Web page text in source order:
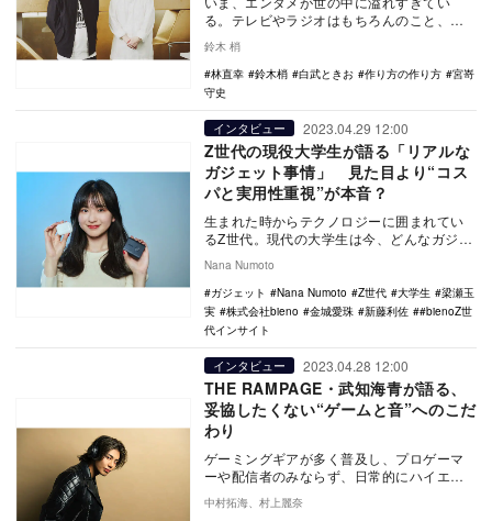
る。テレビやラジオはもちろんのこと、
信アプ…
鈴木 梢
林直幸
鈴木梢 白武ときお 作り方の作り方
宮嵜
守史
インタビュー 2023.04.29 12:00
Z世代の現役大学生が語る「リアルな
ガジェット事情」 見た目より“コス
パと実用性重視”が本音？
生まれた時からテクノロジーに囲まれてい
るZ世代。現代の大学生は今、どんなガジェ
るのだろうか…
Nana Numoto
ガジェット
Nana Numoto Z世代 大学生
梁瀬玉
実
株式会社bieno 金城愛珠 新藤利佐
#bienoZ世
代インサイト
インタビュー 2023.04.28 12:00
THE RAMPAGE・武知海青が語る、
妥協したくない“ゲームと音”へのこだ
わり
ゲーミングギアが多く普及し、プロゲーマ
ーや配信者のみならず、日常的にハイエン
ドなガジェットをあらゆるプレイヤーが使
用するようにな…
中村拓海、村上麗奈